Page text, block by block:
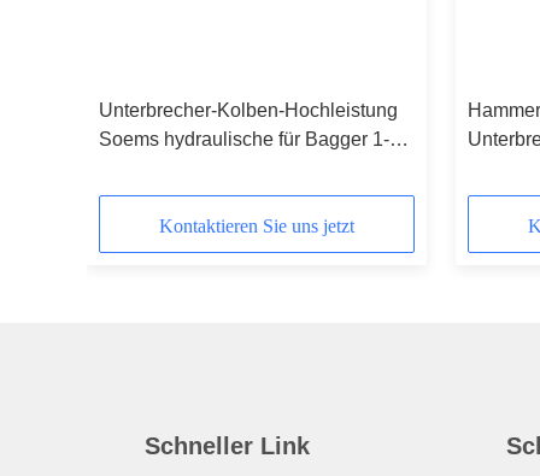
Unterbrecher-Kolben-Hochleistung
Soems hydraulische für Bagger 1-
Kontaktieren Sie uns jetzt
Schneller Link